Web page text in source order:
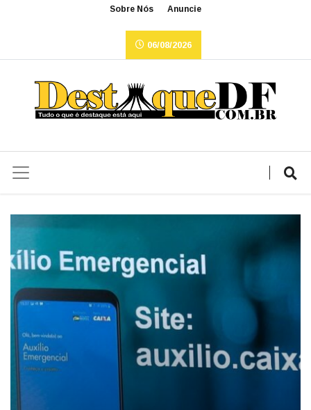
Sobre Nós Anuncie
06/08/2026